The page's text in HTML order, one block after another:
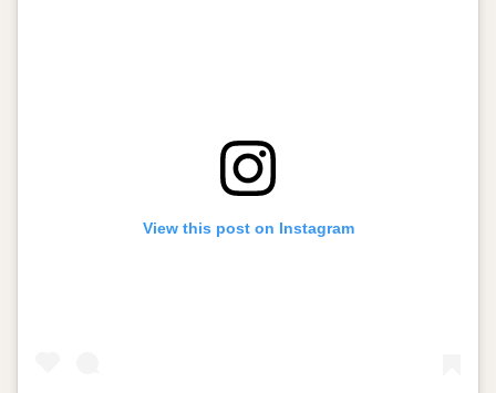
View this post on Instagram